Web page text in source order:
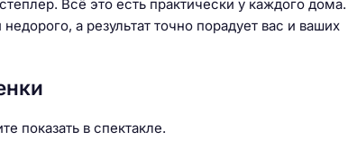
Всё это есть практически у каждого дома.
а результат точно порадует вас и ваших
показать в спектакле.